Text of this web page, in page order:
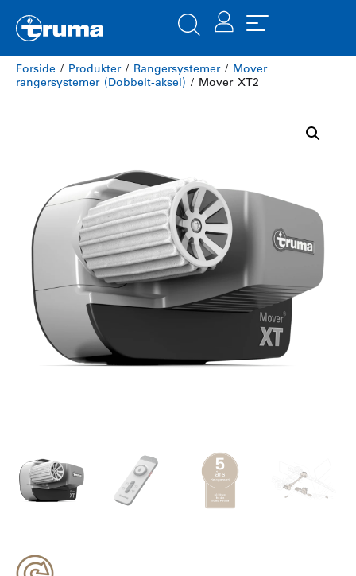
Forside / Produkter/ Rangersystemer/ Mover
rangersystemer (Dobbelt-aksel) / Mover XT2